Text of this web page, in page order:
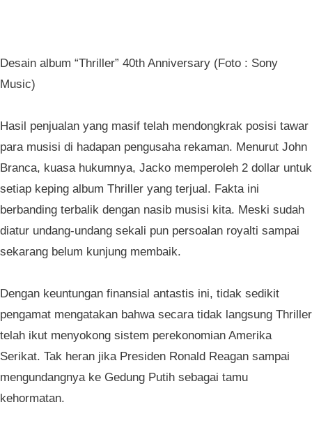
Desain album “Thriller” 40th Anniversary (Foto : Sony
Music)
Hasil penjualan yang masif telah mendongkrak posisi tawar
para musisi di hadapan pengusaha rekaman. Menurut John
Branca, kuasa hukumnya, Jacko memperoleh 2 dollar untuk
setiap keping album Thriller yang terjual. Fakta ini
berbanding terbalik dengan nasib musisi kita. Meski sudah
diatur undang-undang sekali pun persoalan royalti sampai
sekarang belum kunjung membaik.
Dengan keuntungan finansial antastis ini, tidak sedikit
pengamat mengatakan bahwa secara tidak langsung Thriller
telah ikut menyokong sistem perekonomian Amerika
Serikat. Tak heran jika Presiden Ronald Reagan sampai
mengundangnya ke Gedung Putih sebagai tamu
kehormatan.